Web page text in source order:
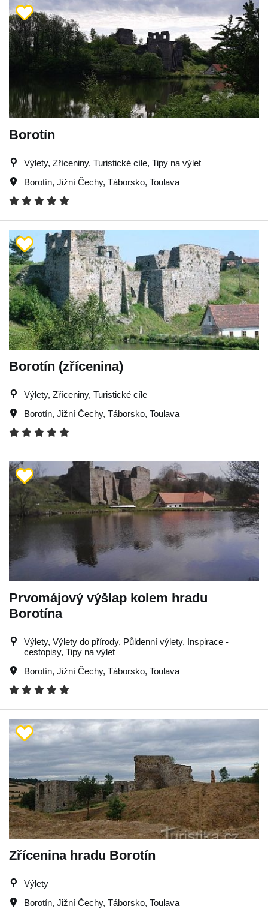
Borotín
Výlety, Zříceniny, Turistické cíle, Tipy na výlet
Borotín, Jižní Čechy, Táborsko, Toulava
Borotín (zřícenina)
Výlety, Zříceniny, Turistické cíle
Borotín, Jižní Čechy, Táborsko, Toulava
Prvomájový výšlap kolem hradu
Borotína
Výlety, Výlety do přírody, Půldenní výlety, Inspirace -
cestopisy, Tipy na výlet
Borotín, Jižní Čechy, Táborsko, Toulava
Zřícenina hradu Borotín
Výlety
Borotín, Jižní Čechy, Táborsko, Toulava